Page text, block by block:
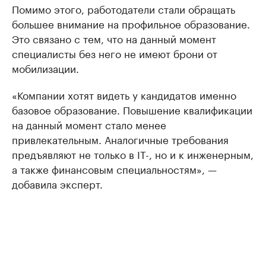
Помимо этого, работодатели стали обращать
большее внимание на профильное образование.
Это связано с тем, что на данный момент
специалисты без него не имеют брони от
мобилизации.
«Компании хотят видеть у кандидатов именно
базовое образование. Повышение квалификации
на данный момент стало менее
привлекательным. Аналогичные требования
предъявляют не только в IT-, но и к инженерным,
а также финансовым специальностям», —
добавила эксперт.